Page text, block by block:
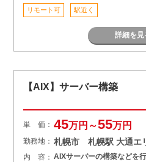
リモート可 駅近く
詳細を見
【AIX】サーバー構築
単 価： 45万円～55万円
勤務地： 札幌市 札幌駅 大通エ
内 容： AIXサーバーの構築などを